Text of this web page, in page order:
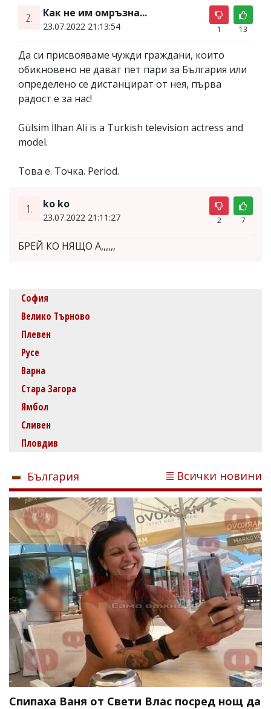
2. Как не им омръзна...
23.07.2022 21:13:54 1 13
Да си присвояваме чужди граждани, които
обикновено не дават пет пари за България или
определено се дистанцират от нея, първа
радост е за нас!
Gülsim İlhan Ali is a Turkish television actress and
model.
Това е. Точка. Period.
1. ko ko
23.07.2022 21:11:27 2 7
БРЕЙ КО НЯЩО А,,,,,,
София
Велико Търново
Плевен
Русе
Варна
Стара Загора
Ямбол
Сливен
Пловдив
България Всички новини
Спипаха Ваня от Свети Влас посред нощ да